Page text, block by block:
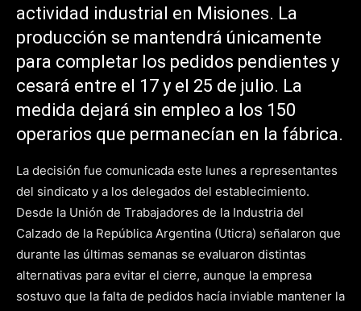
actividad industrial en Misiones. La
producción se mantendrá únicamente
para completar los pedidos pendientes y
cesará entre el 17 y el 25 de julio. La
medida dejará sin empleo a los 150
operarios que permanecían en la fábrica.
La decisión fue comunicada este lunes a representantes
del sindicato y a los delegados del establecimiento.
Desde la Unión de Trabajadores de la Industria del
Calzado de la República Argentina (Uticra) señalaron que
durante las últimas semanas se evaluaron distintas
alternativas para evitar el cierre, aunque la empresa
sostuvo que la falta de pedidos hacía inviable mantener la